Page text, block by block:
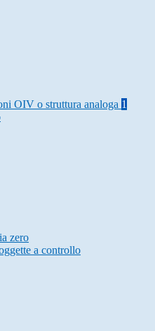
OIV o struttura analoga 1
zero
a controllo